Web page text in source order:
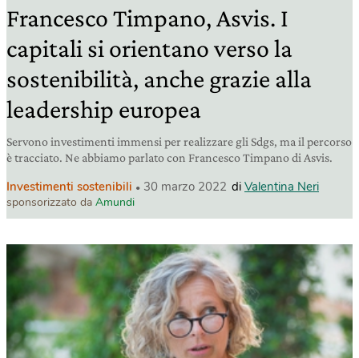
Francesco Timpano, Asvis. I
capitali si orientano verso la
sostenibilità, anche grazie alla
leadership europea
Servono investimenti immensi per realizzare gli Sdgs, ma il percorso
è tracciato. Ne abbiamo parlato con Francesco Timpano di Asvis.
Investimenti sostenibili 30 marzo 2022 di Valentina Neri
sponsorizzato da Amundi